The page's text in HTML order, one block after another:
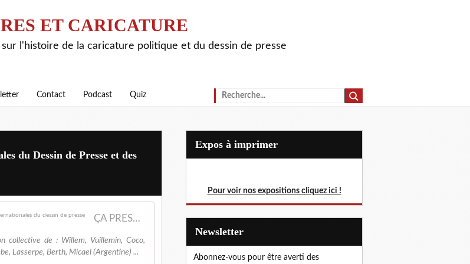
ET CARICATURE
l'histoire de la caricature politique et du dessin de presse
Contact Podcast Quiz
du Dessin de Presse et des
ÇA PRESSE 2025 - LE PROGRAMME - ÇA PRESSE - Les Rencontres internationales du dessin de presse
collective de : Willem, Vuillemin, Coco,
Lasserpe, Berth, Micael (Argentine) ...
Expos à imprimer
Pour voir nos expositions cliquez ici !
Newsletter
Abonnez-vous pour être averti des